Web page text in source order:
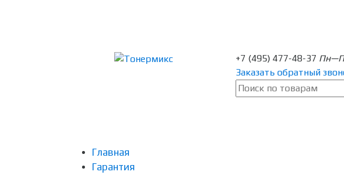
+7 (495) 477-48-37
Заказать обратный
Главная
Гарантия